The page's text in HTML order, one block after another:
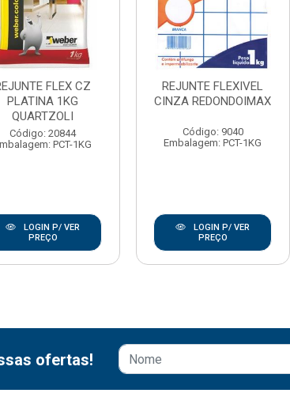
FLEX CZ
PLATINA 1KG
QUARTZOLI
Código: 20844
PCT-1KG
LOGIN P/ VER
PREÇO
REJUNTE FLEXIVEL
CINZA REDONDOIMAX
Código: 9040
Embalagem: PCT-1KG
LOGIN P/ VER
PREÇO
ofertas!